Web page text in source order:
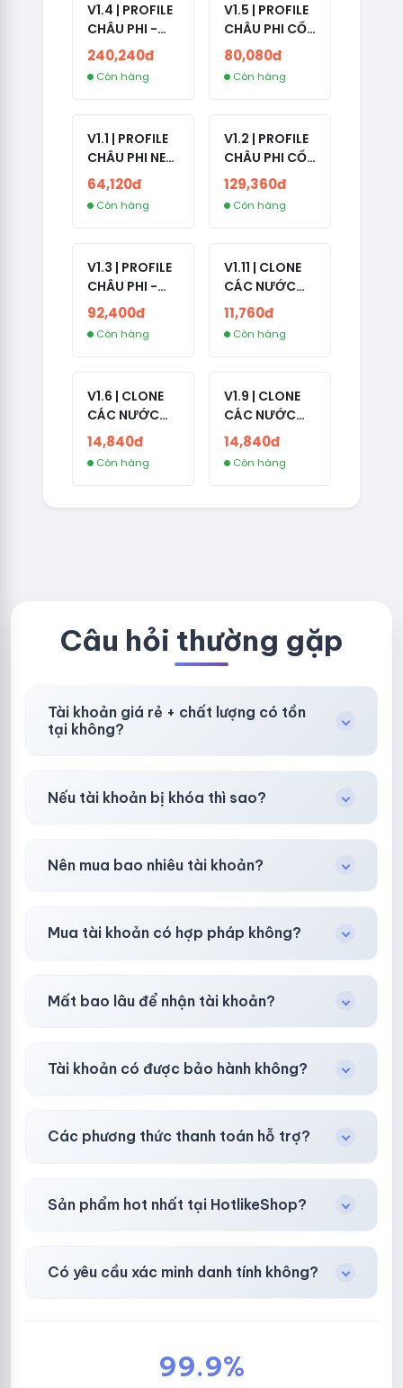
V1.4 | PROFILE
CHÂU PHI -
ETHIOPIA CỔ -
NO 2FA -
RANDOM BẠN
240,240đ
Còn hàng
V1.5 | PROFILE
CHÂU PHI CỔ
- NO 2FA -
LẪN 2024 -
LIVE ADS
80,080đ
Còn hàng
V1.1 | PROFILE
CHÂU PHI NEW
- NO 2FA - ĐA
SỐ BẠN BÈ
CAO
64,120đ
Còn hàng
V1.2 | PROFILE
CHÂU PHI CỔ
- NO 2FA -
LIVE ADS -
NĂM TẠO
129,360đ
Còn hàng
V1.3 | PROFILE
CHÂU PHI -
NO 2FA - LIVE
ADS
92,400đ
Còn hàng
V1.11 | CLONE
CÁC NƯỚC
CÓ 2FA -
INDIA - HÀNG
1 HOTMAIL
11,760đ
Còn hàng
V1.6 | CLONE
CÁC NƯỚC
CÓ 2FA -
GERMANY -
TKQC TẠO
LIVE ADS - VER
14,840đ
Còn hàng
V1.9 | CLONE
CÁC NƯỚC
CÓ 2FA -
THAILAND -
VER MAIL
COM - CLONE
14,840đ
Còn hàng
Câu hỏi thường gặp
Tài khoản giá rẻ + chất lượng có tồn
tại không?
ưu tiên chất lượng, bảo hành hơn là giá rẻ nhất.
Nếu tài khoản bị khóa thì sao?
trợ đổi mới hoặc hoàn 100%.
Nên mua bao nhiêu tài khoản?
phòng.
Mua tài khoản có hợp pháp không?
ràng trước khi bạn mua.
Mất bao lâu để nhận tài khoản?
toán thành công.
Tài khoản có được bảo hành không?
sách công khai.
Các phương thức thanh toán hỗ trợ?
các ví điện tử phổ biến.
Sản phẩm hot nhất tại HotlikeShop?
Có yêu cầu xác minh danh tính không?
99.9%